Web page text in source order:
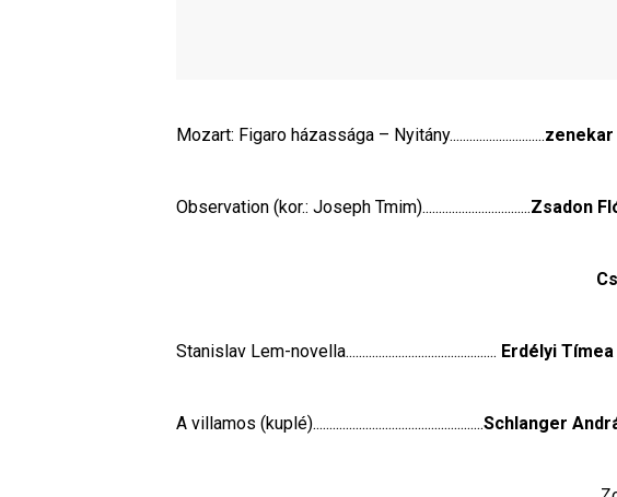
Mozart: Figaro házassága – Nyitány.............................zenekar
Observation (kor.: Joseph Tmim).................................Zsadon
Csetényi
Stanislav Lem-novella.............................................. Erdélyi Tímea
A villamos (kuplé)....................................................Schlanger